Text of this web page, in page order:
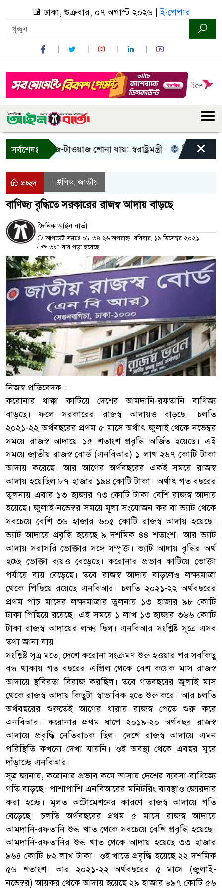
ঢাকা, শুক্রবার, ০৭ অগাস্ট ২০২৬ |ই-পেপার
সর্বশেষঃ
শুধু আওয়াজ-টাওয়াজ শোনা যায়: স্বরাষ্ট্রমন্ত্রী তিন দিনের
×
প্রচ্ছদ #লিড,জাতীয়
বাণিজ্য বৃদ্ধিতে সরকারের রাজস্ব আদায় বাড়ছে
দৈনিক আইন বার্তা
আপডেট সময়ঃ ০৮:৩৪:২৬ অপরাহ্ন, রবিবার, ১৯ ডিসেম্বর ২০২১
/
৩৯৭ বার পড়া হয়েছে
নিজস্ব প্রতিবেদক :
করোনার ধাক্কা কাটিয়ে দেশের আমদানি-রফতানি বাণিজ্য
বাড়ছে। ফলে সরকারের রাজস্ব আদায়ও বাড়ছে। চলতি
২০২১-২২ অর্থবছরের প্রথম ৫ মাসে অর্থাৎ জুলাই থেকে নভেম্বর
সময়ে রাজস্ব আদায়ে ১৫ শতাংশ প্রবৃদ্ধি অর্জিত হয়েছে। এই
সময়ে জাতীয় রাজস্ব বোর্ড (এনবিআর) ১ লাখ ২৬৭ কোটি টাকা
আদায় করেছে। আর আগের অর্থবছরের একই সময়ে রাজস্ব
আদায় হয়েছিল ৮৭ হাজার ১৯৪ কোটি টাকা। অর্থাৎ গত বছরের
তুলনায় এবার ১৩ হাজার ৭৩ কোটি টাকা বেশি রাজস্ব আদায়
হয়েছে। জুলাই-নভেম্বর সময়ে মূল্য সংযোজন কর বা ভ্যাট থেকে
সবচেয়ে বেশি ৩৬ হাজার ৬০৫ কোটি রাজস্ব আদায় হয়েছে।
ভ্যাট আদায়ে প্রবৃদ্ধি হয়েছে ৯ দশমিক ৪৪ শতাংশ। আর ভ্যাট
আদায় সরাসরি ভোক্তার সঙ্গে সম্পৃক্ত। ভ্যাট আদায় বৃদ্ধির অর্থ
হচ্ছে ভোক্তা ব্যয়ও বেড়েছে। করোনার প্রভাব কাটিয়ে ভোক্তা
পর্যায়ে ব্যয় বেড়েছে। তবে রাজস্ব আদায় বাড়লেও লক্ষ্যমাত্রা
থেকে পিছিয়ে রয়েছে এনবিআর। চলতি ২০২১-২২ অর্থবছরের
প্রথম পাঁচ মাসের লক্ষ্যমাত্রার তুলনায় ১৩ হাজার ৯৮ কোটি
টাকা পিছিয়ে রয়েছে। এই সময়ে ১ লাখ ১৩ হাজার ৩৬৬ কোটি
টাকা রাজস্ব আদায়ের লক্ষ্য ছিল। এনবিআর সংশ্লিষ্ট সূত্রে এসব
তথ্য জানা যায়।
সংশ্লিষ্ট সূত্র মতে, দেশে করোনা সংক্রমণ শুরু হওয়ার পর সবকিছু
বন্ধ থাকায় গত বছরের এপ্রিল থেকে বেশ কয়েক মাস রাজস্ব
আদায়ে স্থবিরতা বিরাজ করছিল। তবে গতবছরের জুলাই মাস
থেকে রাজস্ব আদায় কিছুটা স্বাভাবিক হতে শুরু করে। আর চলতি
অর্থবছরের শুরুতেই আগের ধারায় রাজস্ব পেতে শুরু করে
এনবিআর। করোনার প্রথম ধাপে ২০১৯-২০ অর্থবছর রাজস্ব
আদায়ে প্রবৃদ্ধি নেতিবাচক ছিল। দেশে রাজস্ব আদায়ে এমন
পরিস্থিতি কখনো দেখা যায়নি। ওই অবস্থা থেকে এবছর ঘুরে
দাঁড়াচ্ছে এনবিআর।
সূত্র জানায়, করোনার প্রভাব কমে আসায় দেশের ব্যবসা-বাণিজ্যে
গতি বাড়ছে। পাশাপাশি এনবিআরের মনিটরিং ব্যবস্থাও জোরদার
করা হচ্ছে। মূলত অটোমেশনের কারণে রাজস্ব আদায়ে গতি
বেড়েছে। চলতি অর্থবছরের প্রথম ৫ মাসে রাজস্ব আদায়ে
আমদানি-রফতানি শুল্ক খাত থেকে সবচেয়ে বেশি প্রবৃদ্ধি হয়েছে।
আমদানি-রফতানির শুল্ক খাত থেকে আদায় হয়েছে ৩৩ হাজার
৯৬৪ কোটি ৮২ লাখ টাকা। ওই খাতে প্রবৃদ্ধি হয়েছে ২২ দশমিক
৫৬ শতাংশ। আর ২০২১-২২ অর্থবছরের ৫ মাসে (জুলাই-
নভেম্বর) আয়কর থেকে আদায় হয়েছে ২৯ হাজার ৬৯৭ কোটি ৫৬